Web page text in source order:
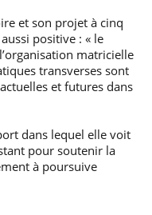
et son projet à cinq
positive : « le
matricielle
transverses sont
et futures dans
dans lequel elle voit
pour soutenir la
à poursuive